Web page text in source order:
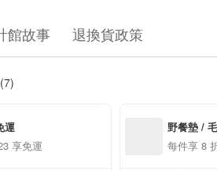
館故事 退換貨政策
運
享免運
野餐墊 /
每件享 8